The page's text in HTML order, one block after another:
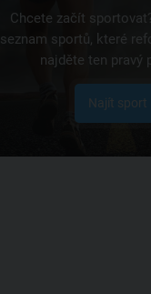
Chcete začít
seznam sportů, které
najděte ten pravý
Najít sport